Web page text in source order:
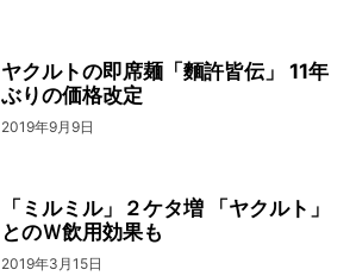
ヤクルトの即席麺「麵許皆伝」 11年
ぶりの価格改定
2019年9月9日
「ミルミル」２ケタ増 「ヤクルト」
とのＷ飲用効果も
2019年3月15日